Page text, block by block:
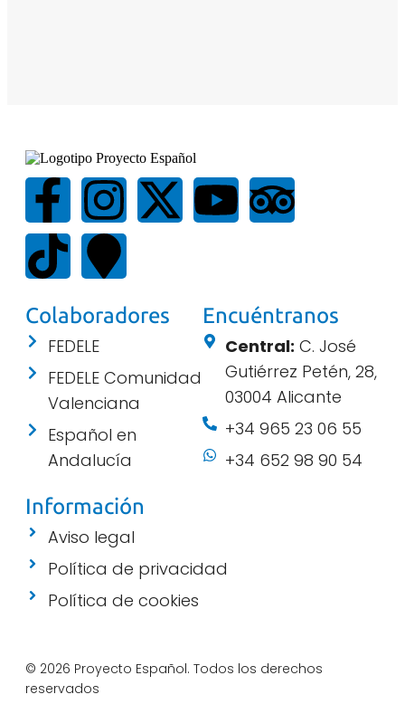
Colaboradores
FEDELE
FEDELE Comunidad
Valenciana
Español en
Andalucía
Encuéntranos
Central: C. José
Gutiérrez Petén, 28,
03004 Alicante
+34 965 23 06 55
+34 652 98 90 54
Información
Aviso legal
Política de privacidad
Política de cookies
© 2026 Proyecto Español. Todos los derechos
reservados